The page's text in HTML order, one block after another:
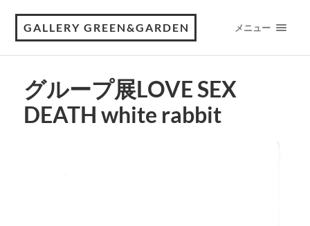
GALLERY GREEN&GARDEN メニュー
グループ展LOVE SEX
DEATH white rabbit